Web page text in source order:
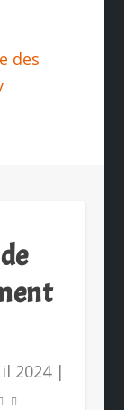
2024|